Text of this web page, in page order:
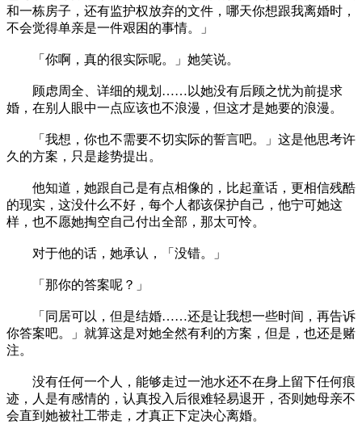
和一栋房子，还有监护权放弃的文件，哪天你想跟我离婚时，
不会觉得单亲是一件艰困的事情。」
「你啊，真的很实际呢。」她笑说。
顾虑周全、详细的规划……以她没有后顾之忧为前提求
婚，在别人眼中一点应该也不浪漫，但这才是她要的浪漫。
「我想，你也不需要不切实际的誓言吧。」这是他思考许
久的方案，只是趁势提出。
他知道，她跟自己是有点相像的，比起童话，更相信残酷
的现实，这没什么不好，每个人都该保护自己，他宁可她这
样，也不愿她掏空自己付出全部，那太可怜。
对于他的话，她承认，「没错。」
「那你的答案呢？」
「同居可以，但是结婚……还是让我想一些时间，再告诉
你答案吧。」就算这是对她全然有利的方案，但是，也还是赌
注。
没有任何一个人，能够走过一池水还不在身上留下任何痕
迹，人是有感情的，认真投入后很难轻易退开，否则她母亲不
会直到她被社工带走，才真正下定决心离婚。